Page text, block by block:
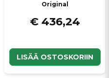
Original
€ 436,24
LISÄÄ OSTOSKORIIN